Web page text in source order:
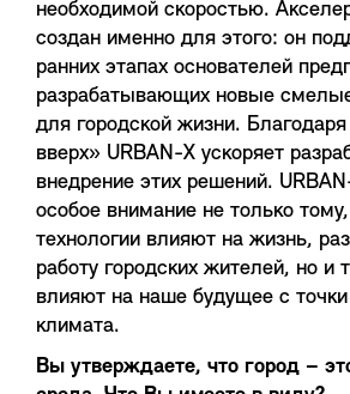
необходимой скоростью.
создан именно для этого: он
ранних этапах основателей
разрабатывающих новые
для городской жизни.
вверх» URBAN-X ускоряет
внедрение этих решений.
особое внимание не только
технологии влияют на жизнь,
работу городских жителей, но и
влияют на наше будущее с точки
климата.
Вы утверждаете, что город –